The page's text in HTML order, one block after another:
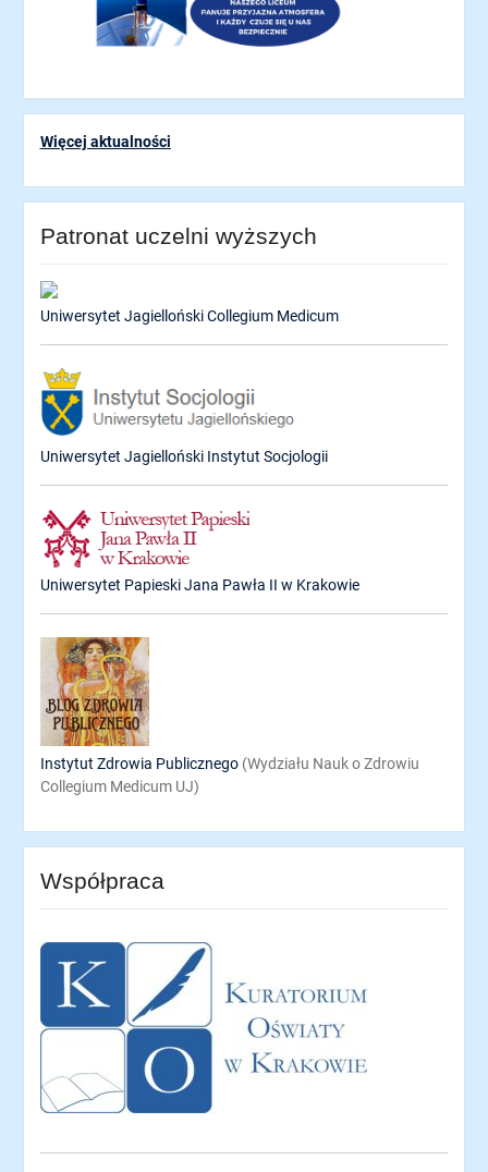
Więcej aktualności
Patronat uczelni wyższych
Uniwersytet Jagielloński Collegium Medicum
Uniwersytet Jagielloński Instytut Socjologii
Uniwersytet Papieski Jana Pawła II w Krakowie
Instytut Zdrowia Publicznego(Wydziału Nauk o Zdrowiu
Collegium Medicum UJ)
Współpraca